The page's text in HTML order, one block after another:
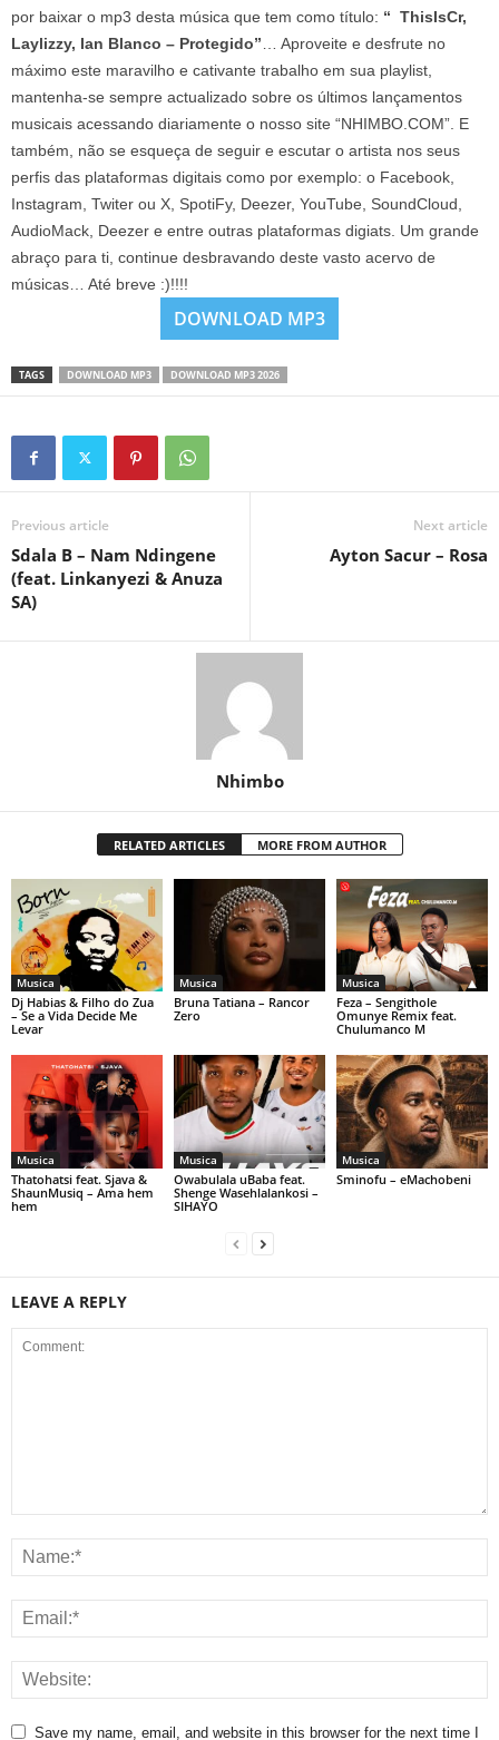
por baixar o mp3 desta música que tem como título: “ ThisIsCr,
Laylizzy, Ian Blanco – Protegido” … Aproveite e desfrute no
máximo este maravilho e cativante trabalho em sua playlist,
mantenha-se sempre actualizado sobre os últimos lançamentos
musicais acessando diariamente o nosso site “NHIMBO.COM”. E
também, não se esqueça de seguir e escutar o artista nos seus
perfis das plataformas digitais como por exemplo: o Facebook,
Instagram, Twiter ou X, SpotiFy, Deezer, YouTube, SoundCloud,
AudioMack, Deezer e entre outras plataformas digiats. Um grande
abraço para ti, continue desbravando deste vasto acervo de
músicas… Até breve :)!!!!
DOWNLOAD MP3
TAGS DOWNLOAD MP3 DOWNLOAD MP3 2026
Previous article
Sdala B – Nam Ndingene
(feat. Linkanyezi & Anuza
SA)
Next article
Ayton Sacur – Rosa
Nhimbo
RELATED ARTICLES MORE FROM AUTHOR
Musica
Dj Habias & Filho do Zua
– Se a Vida Decide Me
Levar
Musica
Bruna Tatiana – Rancor
Zero
Musica
Feza – Sengithole
Omunye Remix feat.
Chulumanco M
Musica
Thatohatsi feat. Sjava &
ShaunMusiq – Ama hem
hem
Musica
Owabulala uBaba feat.
Shenge Wasehlalankosi –
SIHAYO
Musica
Sminofu – eMachobeni
LEAVE A REPLY
Save my name, email, and website in this browser for the next time I